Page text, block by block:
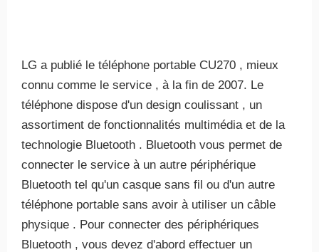
LG a publié le téléphone portable CU270 , mieux
connu comme le service , à la fin de 2007. Le
téléphone dispose d'un design coulissant , un
assortiment de fonctionnalités multimédia et de la
technologie Bluetooth . Bluetooth vous permet de
connecter le service à un autre périphérique
Bluetooth tel qu'un casque sans fil ou d'un autre
téléphone portable sans avoir à utiliser un câble
physique . Pour connecter des périphériques
Bluetooth , vous devez d'abord effectuer un